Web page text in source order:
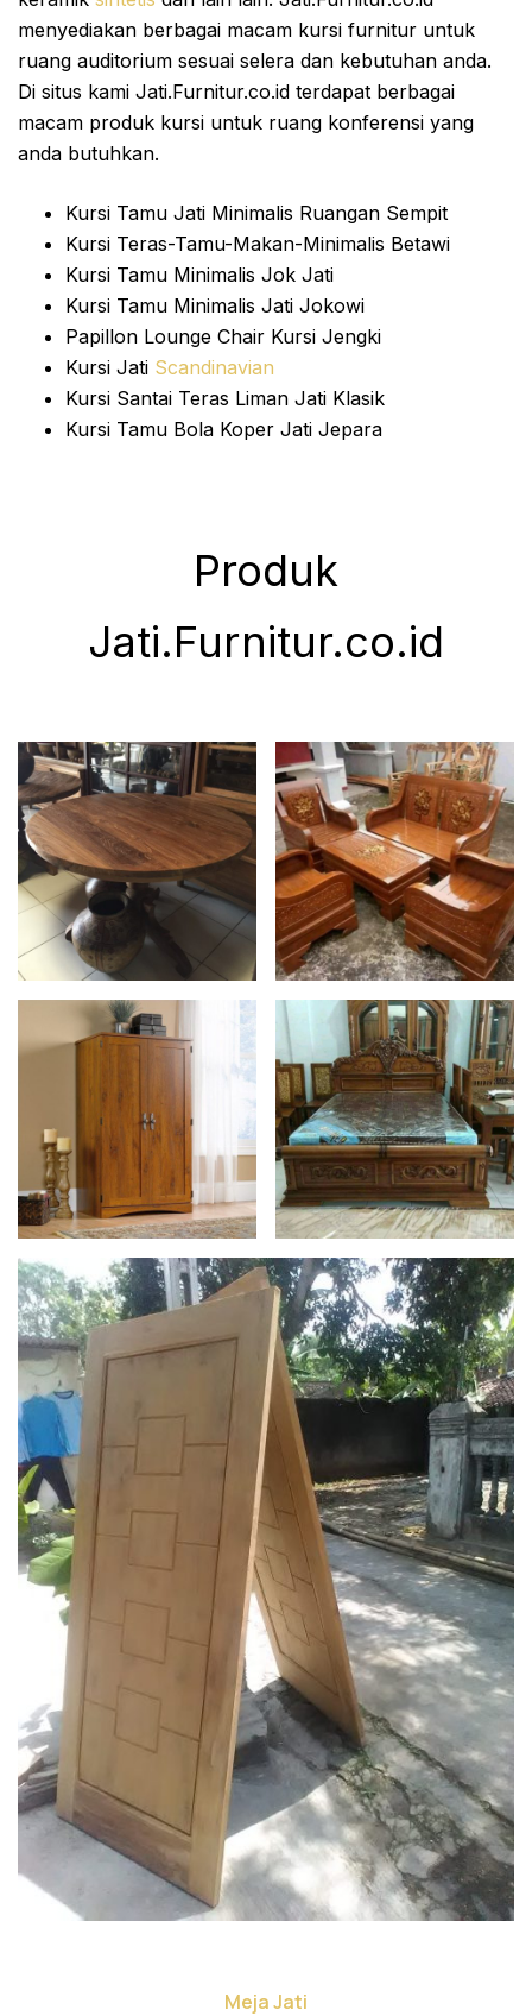
menyediakan berbagai macam kursi furnitur untuk
ruang auditorium sesuai selera dan kebutuhan anda.
Di situs kami Jati.Furnitur.co.id terdapat berbagai
macam produk kursi untuk ruang konferensi yang
anda butuhkan.
Kursi Tamu Jati Minimalis Ruangan Sempit
Kursi Teras-Tamu-Makan-Minimalis Betawi
Kursi Tamu Minimalis Jok Jati
Kursi Tamu Minimalis Jati Jokowi
Papillon Lounge Chair Kursi Jengki
Kursi Jati Scandinavian
Kursi Santai Teras Liman Jati Klasik
Kursi Tamu Bola Koper Jati Jepara
Produk
Jati.Furnitur.co.id
Meja Jati